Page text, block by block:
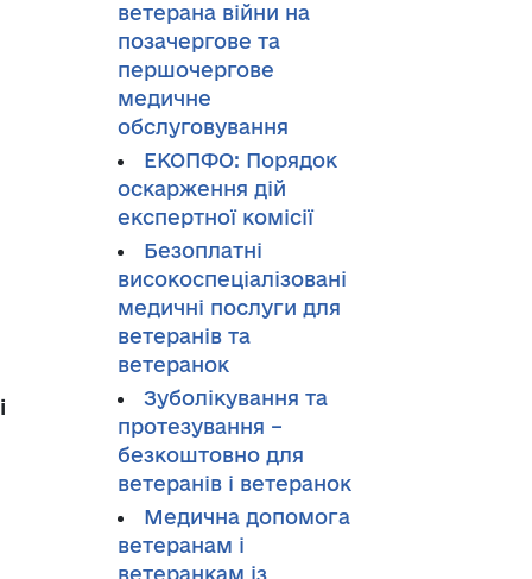
ветерана війни на
позачергове та
першочергове
медичне
обслуговування
ЕКОПФО: Порядок
оскарження дій
експертної комісії
Безоплатні
високоспеціалізовані
медичні послуги для
ветеранів та
ветеранок
Зуболікування та
протезування –
безкоштовно для
ветеранів і ветеранок
Медична допомога
ветеранам і
ветеранкам із